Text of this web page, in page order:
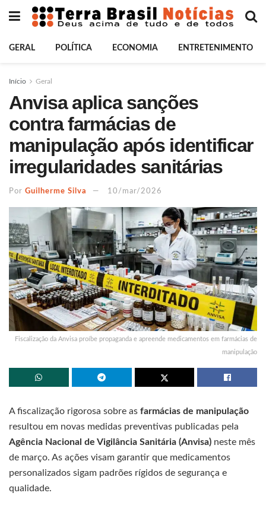
GERAL POLÍTICA ECONOMIA ENTRETENIMENTO
Início Geral
Anvisa aplica sanções
contra farmácias de
manipulação após identificar
irregularidades sanitárias
Por Guilherme Silva 10/mar/2026
Fiscalização da Anvisa proíbe propaganda e apreende medicamentos em farmácias de
manipulação
A fiscalização rigorosa sobre as farmácias de manipulação
resultou em novas medidas preventivas publicadas pela
Agência Nacional de Vigilância Sanitária (Anvisa) neste mês
de março. As ações visam garantir que medicamentos
personalizados sigam padrões rígidos de segurança e
qualidade.